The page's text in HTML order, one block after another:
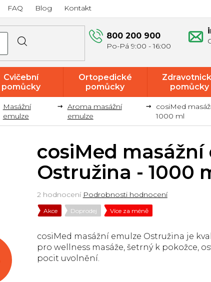
FAQ Blog Kontakt
800 200 900
Cvičební
pomůcky
Ortopedické
pomůcky
pomůcky
Akce a
výprodej
Masážní
emulze
Aroma masážní
emulze
cosiMed
1000 ml
cosiMed masážní emulze Ostružina je
pro wellness masáže, šetrný k pokožce,
pocit uvolnění.
cosiMed masážní
Ostružina - 1000
Akce Doprodej Více za méně
Průměrné
hodnocení
produktu
z
5
hvězdiček.
2 hodnocení Podrobnosti hodnocení